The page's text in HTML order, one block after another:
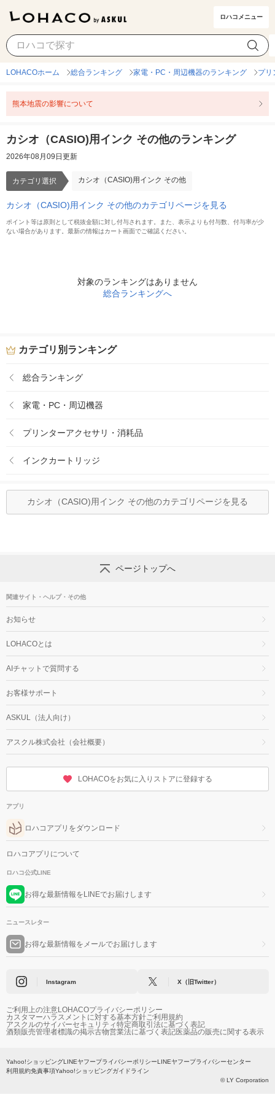
ロハコメニュー
カシオ（CASIO)用インク その他 カテゴリ選択
LOHACOホーム 総合ランキング 家電・PC・周辺機器のランキング プリ
熊本地震の影響について
カシオ（CASIO)用インク その他のランキング
2026年08月09日更新
カテゴリ選択 カシオ（CASIO)用インク その他
カシオ（CASIO)用インク その他のカテゴリページを見る
ポイント等は原則として税抜金額に対し付与されます。また、表示よりも付与数、付与率が少
ない場合があります。最新の情報はカート画面でご確認ください。
対象のランキングはありません
総合ランキングへ
カテゴリ別ランキング
総合ランキング
家電・PC・周辺機器
プリンターアクセサリ・消耗品
インクカートリッジ
カシオ（CASIO)用インク その他のカテゴリページを見る
ページトップへ
関連サイト・ヘルプ・その他
お知らせ
LOHACOとは
AIチャットで質問する
お客様サポート
ASKUL（法人向け）
アスクル株式会社（会社概要）
LOHACOをお気に入りストアに登録する
アプリ
ロハコアプリをダウンロード
ロハコアプリについて
ロハコ公式LINE
お得な最新情報をLINEでお届けします
ニュースレター
お得な最新情報をメールでお届けします
Instagram X（旧Twitter）
ご利用上の注意LOHACOプライバシーポリシー
カスタマーハラスメントに対する基本方針ご利用規約
アスクルのサイバーセキュリティ特定商取引法に基づく表記
酒類販売管理者標識の掲示古物営業法に基づく表記医薬品の販売に関する表示
Yahoo!ショッピングLINEヤフープライバシーポリシーLINEヤフープライバシーセンター
利用規約免責事項Yahoo!ショッピングガイドライン
© LY Corporation